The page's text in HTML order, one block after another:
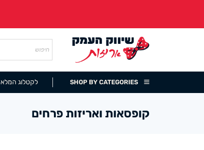
SHOP BY CATEGORIES לקטלוג המלא
קופסאות ואריזות פרחים